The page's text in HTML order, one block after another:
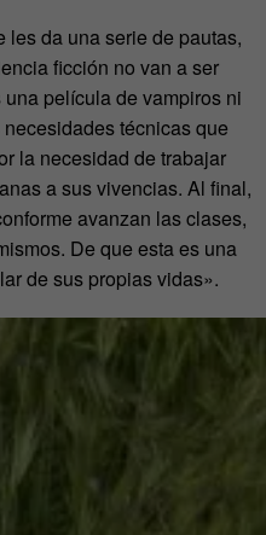
les da una serie de pautas,
ficción no van a ser
película de vampiros ni
técnicas que
la necesidad de trabajar
a sus vivencias. Al final,
avanzan las clases,
De que esta es una
de sus propias vidas».